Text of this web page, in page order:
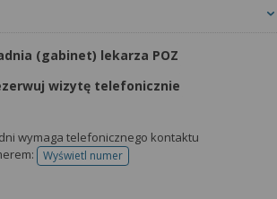
(gabinet) lekarza POZ
wizytę telefonicznie
wymaga telefonicznego kontaktu
Wyświetl numertelefonu do rejestracji